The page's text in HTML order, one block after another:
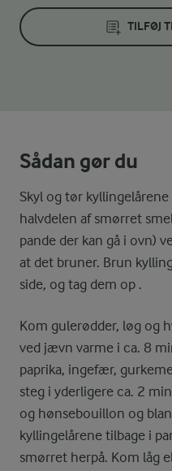
TILFØJ
Sådan gør du
Skyl og tør
halvdelen af smørret
pande der kan gå i ovn)
at det bruner. Brun
side, og tag dem op .
Kom gulerødder, løg og
ved jævn varme i ca. 8
paprika, ingefær,
steg i yderligere ca. 2
og hønsebouillon og
kyllingelårene tilbage i
smørret herpå. Kom låg